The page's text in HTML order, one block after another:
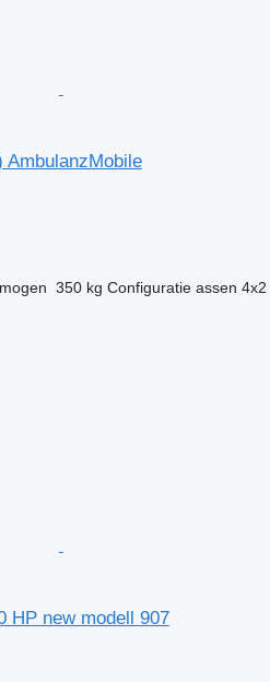
AmbulanzMobile
350 kg Configuratie assen 4x2
HP new modell 907